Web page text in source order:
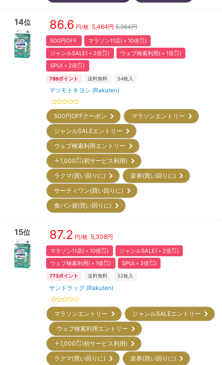
14位 86.6 円/枚 5,464円 5,964円
500円OFF
マラソン11店(＋10倍㌽)
ジャンルSALE(＋2倍㌽)
ウェブ検索利用(＋1倍㌽)
SPU(＋2倍㌽)
789ポイント 送料無料 54枚入
マツモトキヨシ (Rakuten)
500円OFFクーポン
マラソンエントリー
ジャンルSALEエントリー
ウェブ検索利用エントリー
＋1,000㌽(初サービス利用)
ラクマ(買い回りに)
楽券(買い回りに)
サーティワン(買い回りに)
食パン袋(買い回りに)
15位 87.2 円/枚 5,308円
マラソン11店(＋10倍㌽)
ジャンルSALE(＋2倍㌽)
ウェブ検索利用(＋1倍㌽)
SPU(＋2倍㌽)
773ポイント 送料無料 52枚入
サンドラッグ (Rakuten)
マラソンエントリー
ジャンルSALEエントリー
ウェブ検索利用エントリー
＋1,000㌽(初サービス利用)
ラクマ(買い回りに)
楽券(買い回りに)